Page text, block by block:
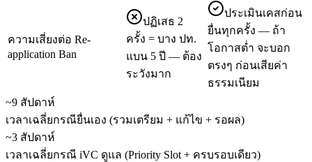
ความเสี่ยงต่อ Re-
application Ban
ปฏิเสธ 2
ครั้ง = บาง ปท.
แบน 5 ปี — ต้อง
ระวังมาก
ประเมินเคสก่อน
ยื่นทุกครั้ง — ถ้า
โอกาสต่ำ จะบอก
ตรงๆ ก่อนเสียค่า
ธรรมเนียม
~9 สัปดาห์
เวลาเฉลี่ยกรณียื่นเอง (รวมเตรียม + แก้ไข + รอผล)
~3 สัปดาห์
เวลาเฉลี่ยกรณี iVC ดูแล (Priority Slot + ครบรอบเดียว)